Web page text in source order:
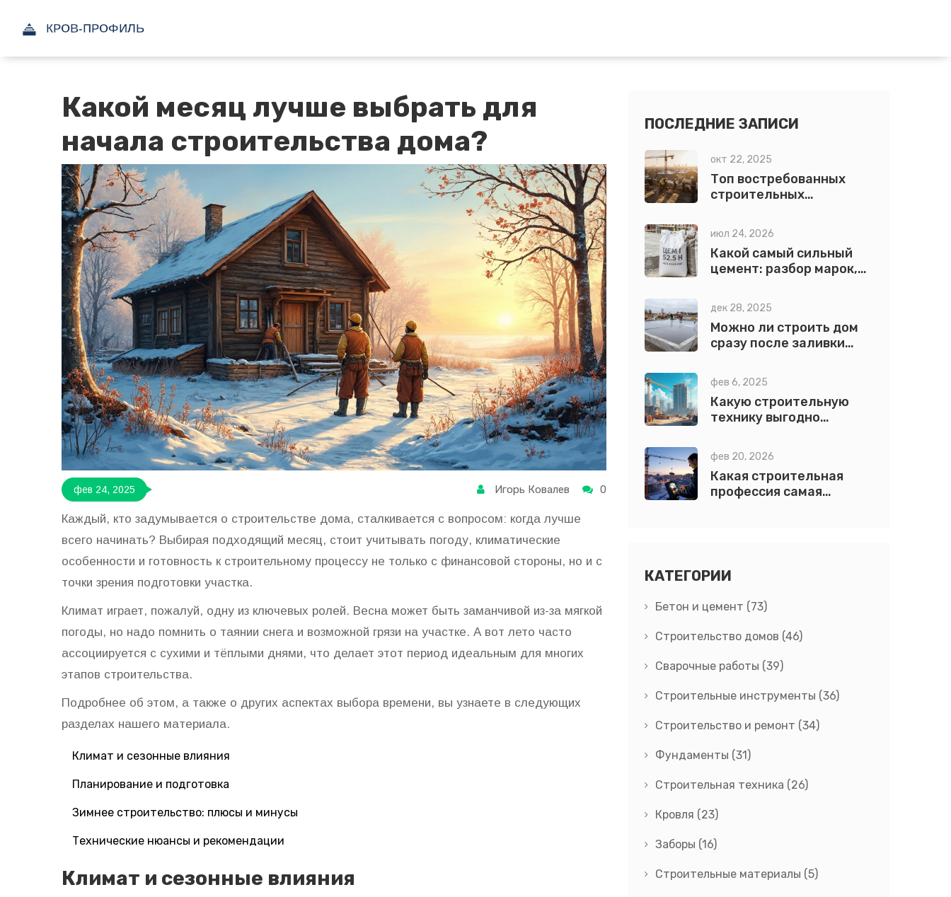
Какой месяц лучше выбрать для
начала строительства дома?
фев 24, 2025 Игорь Ковалев 0
Каждый, кто задумывается о строительстве дома, сталкивается с вопросом: когда лучше
всего начинать? Выбирая подходящий месяц, стоит учитывать погоду, климатические
особенности и готовность к строительному процессу не только с финансовой стороны, но и с
точки зрения подготовки участка.
Климат играет, пожалуй, одну из ключевых ролей. Весна может быть заманчивой из-за мягкой
погоды, но надо помнить о таянии снега и возможной грязи на участке. А вот лето часто
ассоциируется с сухими и тёплыми днями, что делает этот период идеальным для многих
этапов строительства.
Подробнее об этом, а также о других аспектах выбора времени, вы узнаете в следующих
разделах нашего материала.
Климат и сезонные влияния
Планирование и подготовка
Зимнее строительство: плюсы и минусы
Технические нюансы и рекомендации
Климат и сезонные влияния
ПОСЛЕДНИЕ ЗАПИСИ
окт 22, 2025
Топ востребованных
строительных
2025
июл 24, 2026
Какой самый сильный
цемент: разбор марок,
прочности
дек 28, 2025
Можно ли строить дом
сразу после заливки
сроки и ошибки
фев 6, 2025
Какую строительную
технику выгодно
фев 20, 2026
Какая строительная
профессия самая
КАТЕГОРИИ
Бетон и цемент (73)
Строительство домов (46)
Сварочные работы (39)
Строительные инструменты (36)
Строительство и ремонт (34)
Фундаменты (31)
Строительная техника (26)
Кровля (23)
Заборы (16)
Строительные материалы (5)